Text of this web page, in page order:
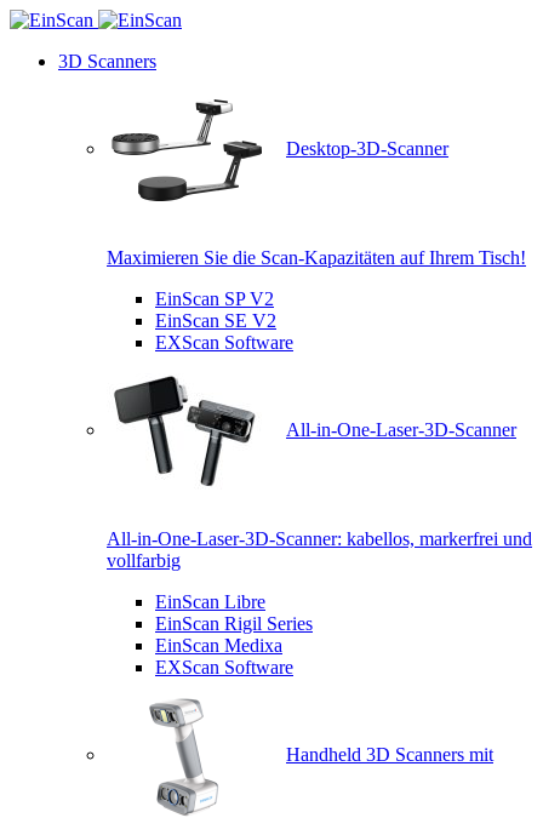
3D Scanners
Desktop-3D-Scanner
Maximieren Sie die Scan-Kapazitäten auf Ihrem Tisch!
EinScan SP V2
EinScan SE V2
EXScan Software
All-in-One-Laser-3D-Scanner
All-in-One-Laser-3D-Scanner: kabellos, markerfrei und
vollfarbig
EinScan Libre
EinScan Rigil Series
EinScan Medixa
EXScan Software
Handheld 3D Scanners mit